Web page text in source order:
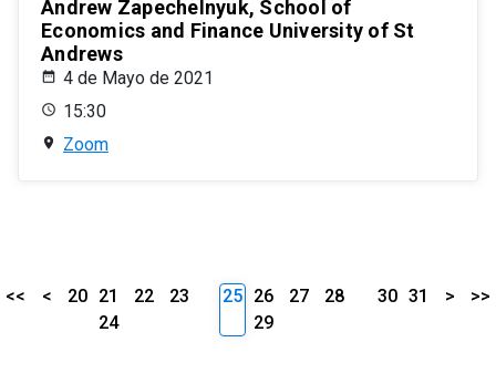
Andrew Zapechelnyuk, School of
Economics and Finance University of St
Andrews
4 de Mayo de 2021
15:30
Zoom
<< < 20 21 22
23
24
25 26 27
28
29
30 31 > >>